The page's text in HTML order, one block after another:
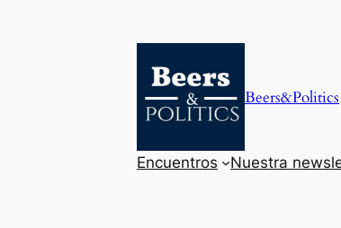
Beers&Politics
Encuentros Nuestra